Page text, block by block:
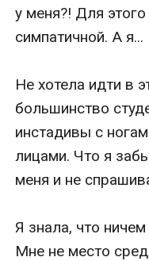
у меня?! Для
симпатичной. А я...
Не хотела идти в
большинство
инстадивы с
лицами. Что я
меня и не
Я знала, что
Мне не место